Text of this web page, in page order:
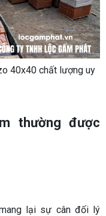
40x40 chất lượng uy
thường được
lại sự cân đối lý